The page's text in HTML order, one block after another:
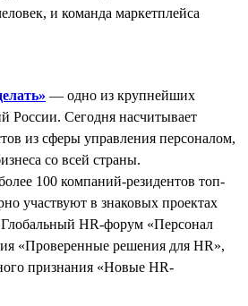
и команда маркетплейса
— одно из крупнейших
России. Сегодня насчитывает
из сферы управления персоналом,
со всей страны.
100 компаний-резидентов топ-
участвуют в знаковых проектах
HR-форум «Персонал
«Проверенные решения для HR»,
признания «Новые HR-